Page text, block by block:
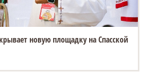
новую площадку на Спасской
3 экрана, искусственный интеллект